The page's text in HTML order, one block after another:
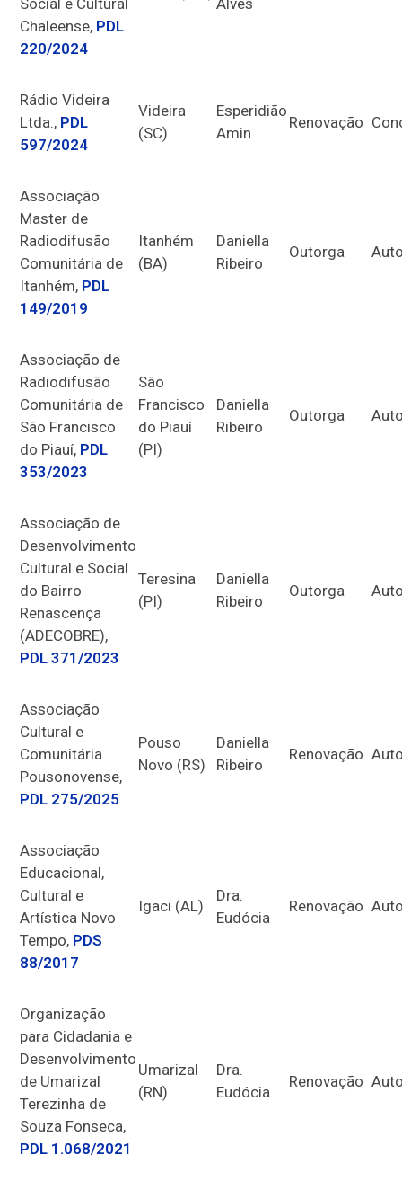
Social e Cultural
Chaleense, PDL
220/2024
Alves
Rádio Videira
Ltda., PDL
597/2024
Videira
(SC)
Esperidião
Amin
Renovação
Associação
Master de
Radiodifusão
Comunitária de
Itanhém, PDL
149/2019
Itanhém
(BA)
Daniella
Ribeiro
Outorga
Associação de
Radiodifusão
Comunitária de
São Francisco
do Piauí, PDL
353/2023
São
Francisco
do Piauí
(PI)
Daniella
Ribeiro
Outorga
Associação de
Desenvolvimento
Cultural e Social
do Bairro
Renascença
(ADECOBRE),
PDL 371/2023
Teresina
(PI)
Daniella
Ribeiro
Outorga
Associação
Cultural e
Comunitária
Pousonovense,
PDL 275/2025
Pouso
Novo (RS)
Daniella
Ribeiro
Renovação
Associação
Educacional,
Cultural e
Artística Novo
Tempo, PDS
88/2017
Igaci (AL)
Dra.
Eudócia
Renovação
Organização
para Cidadania e
Desenvolvimento
de Umarizal
Terezinha de
Souza Fonseca,
PDL 1.068/2021
Umarizal
(RN)
Dra.
Eudócia
Renovação